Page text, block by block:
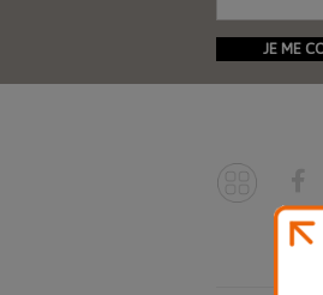
JE ME